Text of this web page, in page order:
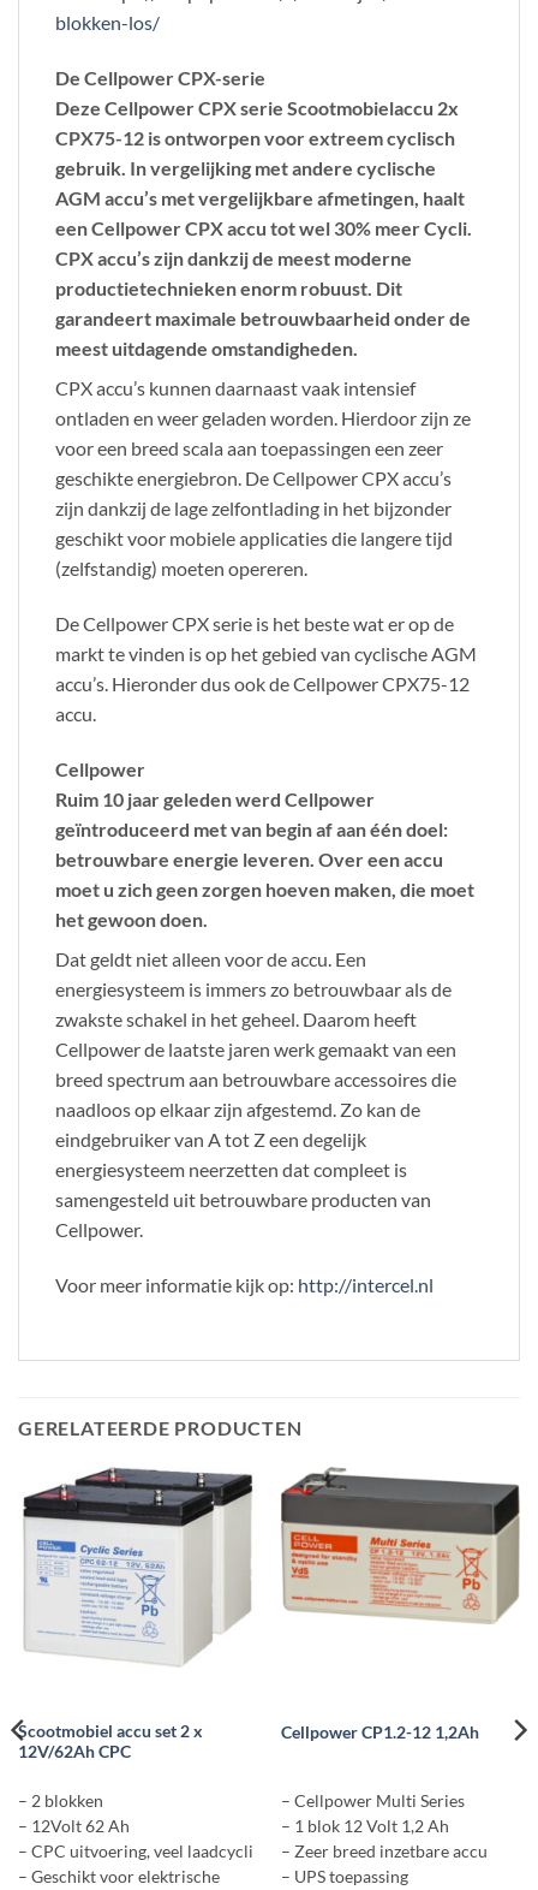
blokken-los/
De Cellpower CPX-serie
Deze Cellpower CPX serie Scootmobielaccu 2x
CPX75-12 is ontworpen voor extreem cyclisch
gebruik. In vergelijking met andere cyclische
AGM accu’s met vergelijkbare afmetingen, haalt
een Cellpower CPX accu tot wel 30% meer Cycli.
CPX accu’s zijn dankzij de meest moderne
productietechnieken enorm robuust. Dit
garandeert maximale betrouwbaarheid onder de
meest uitdagende omstandigheden.
CPX accu’s kunnen daarnaast vaak intensief
ontladen en weer geladen worden. Hierdoor zijn ze
voor een breed scala aan toepassingen een zeer
geschikte energiebron. De Cellpower CPX accu’s
zijn dankzij de lage zelfontlading in het bijzonder
geschikt voor mobiele applicaties die langere tijd
(zelfstandig) moeten opereren.
De Cellpower CPX serie is het beste wat er op de
markt te vinden is op het gebied van cyclische AGM
accu’s. Hieronder dus ook de Cellpower CPX75-12
accu.
Cellpower
Ruim 10 jaar geleden werd Cellpower
geïntroduceerd met van begin af aan één doel:
betrouwbare energie leveren. Over een accu
moet u zich geen zorgen hoeven maken, die moet
het gewoon doen.
Dat geldt niet alleen voor de accu. Een
energiesysteem is immers zo betrouwbaar als de
zwakste schakel in het geheel. Daarom heeft
Cellpower de laatste jaren werk gemaakt van een
breed spectrum aan betrouwbare accessoires die
naadloos op elkaar zijn afgestemd. Zo kan de
eindgebruiker van A tot Z een degelijk
energiesysteem neerzetten dat compleet is
samengesteld uit betrouwbare producten van
Cellpower.
Voor meer informatie kijk op: http://intercel.nl
GERELATEERDE PRODUCTEN
Scootmobiel accu set 2 x
12V/62Ah CPC
– 2 blokken
– 12Volt 62 Ah
– CPC uitvoering, veel laadcycli
– Geschikt voor elektrische
Cellpower CP1.2-12 1,2Ah
– Cellpower Multi Series
– 1 blok 12 Volt 1,2 Ah
– Zeer breed inzetbare accu
– UPS toepassing